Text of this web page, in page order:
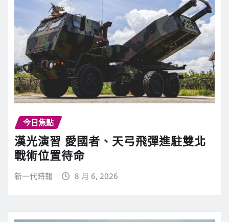
今日焦點
漢光演習 愛國者、天弓飛彈進駐雙北
戰術位置待命
新一代時報 8 月 6, 2026